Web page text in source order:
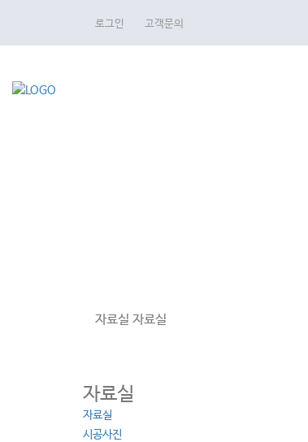
로그인 고객문의
자료실 자료실
자료실
자료실
시공사진